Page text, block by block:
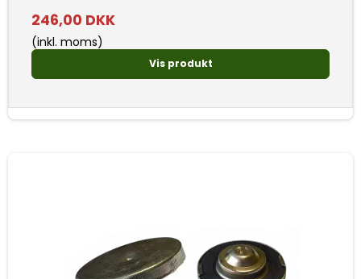
246,00 DKK
(inkl. moms)
Vis produkt